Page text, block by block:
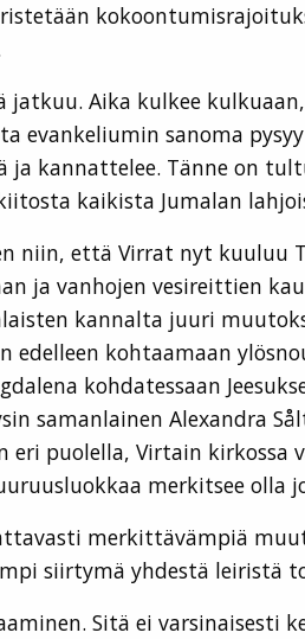
Aika kulkee
sanoma pysyy
kannattelee. Tänne on
kaikista Jumalan
niin, että Virrat nyt kuuluu
ja vanhojen vesireittien
kannalta juuri
kohtaamaan
kohdatessaan
samanlainen Alexandra
puolella, Virtain kirkossa
merkitsee olla
merkittävämpiä
siirtymä yhdestä leiristä
Sitä ei varsinaisesti